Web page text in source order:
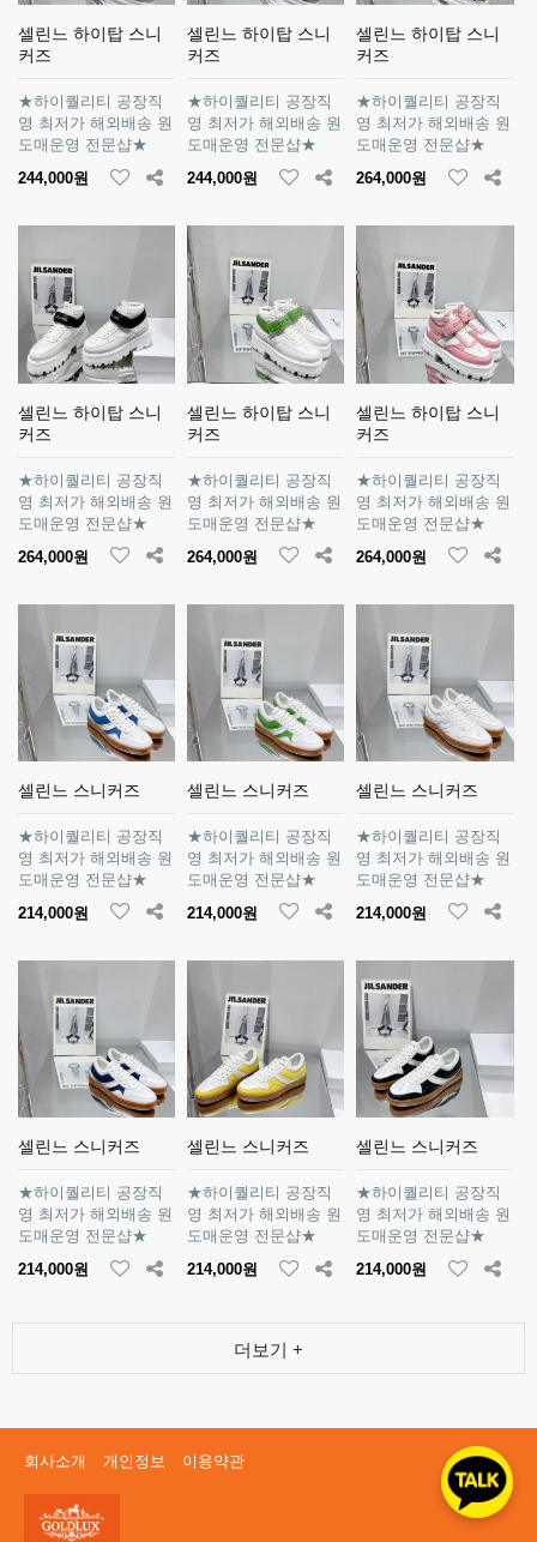
셀린느 하이탑 스니
커즈
★하이퀄리티 공장직
영 최저가 해외배송 원
도매운영 전문샵★
244,000원
셀린느 하이탑 스니
커즈
★하이퀄리티 공장직
영 최저가 해외배송 원
도매운영 전문샵★
244,000원
셀린느 하이탑 스니
커즈
★하이퀄리티 공장직
영 최저가 해외배송 원
도매운영 전문샵★
264,000원
셀린느 하이탑 스니
커즈
★하이퀄리티 공장직
영 최저가 해외배송 원
도매운영 전문샵★
264,000원
셀린느 하이탑 스니
커즈
★하이퀄리티 공장직
영 최저가 해외배송 원
도매운영 전문샵★
264,000원
셀린느 하이탑 스니
커즈
★하이퀄리티 공장직
영 최저가 해외배송 원
도매운영 전문샵★
264,000원
셀린느 스니커즈
★하이퀄리티 공장직
영 최저가 해외배송 원
도매운영 전문샵★
214,000원
셀린느 스니커즈
★하이퀄리티 공장직
영 최저가 해외배송 원
도매운영 전문샵★
214,000원
셀린느 스니커즈
★하이퀄리티 공장직
영 최저가 해외배송 원
도매운영 전문샵★
214,000원
셀린느 스니커즈
★하이퀄리티 공장직
영 최저가 해외배송 원
도매운영 전문샵★
214,000원
셀린느 스니커즈
★하이퀄리티 공장직
영 최저가 해외배송 원
도매운영 전문샵★
214,000원
셀린느 스니커즈
★하이퀄리티 공장직
영 최저가 해외배송 원
도매운영 전문샵★
214,000원
더보기 +
회사소개 개인정보 이용약관